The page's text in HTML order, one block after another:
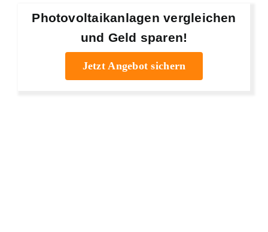
Photovoltaikanlagen vergleichen
und Geld sparen!
Jetzt Angebot sichern